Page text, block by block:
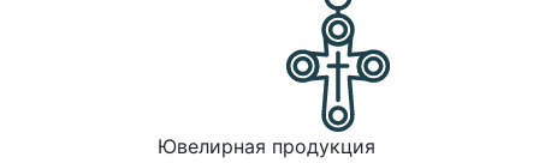
Ювелирная продукция